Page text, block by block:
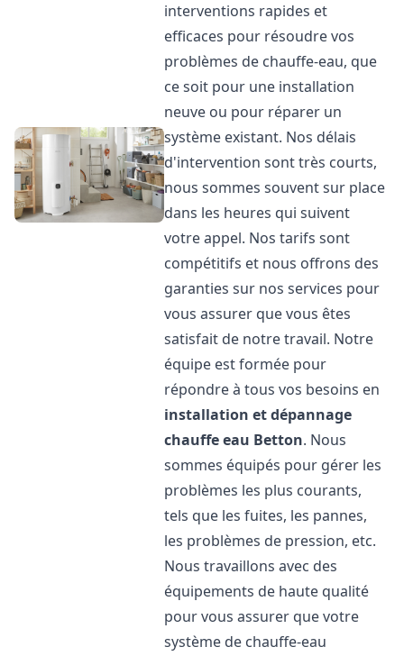
interventions rapides et
efficaces pour résoudre vos
problèmes de chauffe-eau, que
ce soit pour une installation
neuve ou pour réparer un
système existant. Nos délais
d'intervention sont très courts,
nous sommes souvent sur place
dans les heures qui suivent
votre appel. Nos tarifs sont
compétitifs et nous offrons des
garanties sur nos services pour
vous assurer que vous êtes
satisfait de notre travail. Notre
équipe est formée pour
répondre à tous vos besoins en
installation et dépannage
chauffe eau Betton. Nous
sommes équipés pour gérer les
problèmes les plus courants,
tels que les fuites, les pannes,
les problèmes de pression, etc.
Nous travaillons avec des
équipements de haute qualité
pour vous assurer que votre
système de chauffe-eau